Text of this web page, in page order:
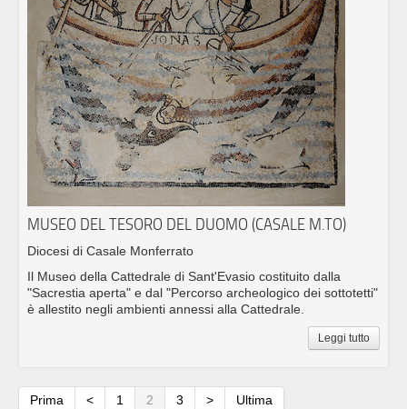
MUSEO DEL TESORO DEL DUOMO (CASALE M.TO)
Diocesi di Casale Monferrato
Il Museo della Cattedrale di Sant'Evasio costituito dalla
"Sacrestia aperta" e dal "Percorso archeologico dei sottotetti"
è allestito negli ambienti annessi alla Cattedrale.
Leggi tutto
Prima < 1 2 3 > Ultima